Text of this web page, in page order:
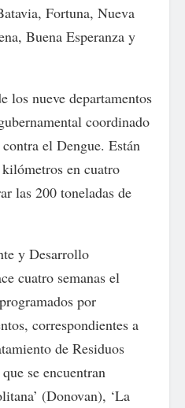
Fortuna, Nueva
Buena Esperanza y
los nueve departamentos
coordinado
el Dengue. Están
en cuatro
las 200 toneladas de
y Desarrollo
cuatro semanas el
por
correspondientes a
de Residuos
se encuentran
(Donovan), ‘La